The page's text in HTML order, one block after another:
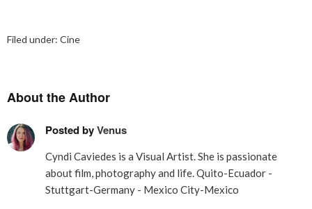
Filed under: Cine
About the Author
Posted byVenus
Cyndi Caviedes is a Visual Artist. She is passionate
about film, photography and life. Quito-Ecuador -
Stuttgart-Germany - Mexico City-Mexico